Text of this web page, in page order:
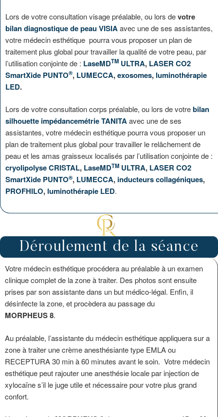
Lors de votre consultation visage préalable, ou lors devotre
bilan diagnostique de peau VISIAavec une de ses assistantes,
votre médecin esthétique pourra vous proposer un plan de
traitement plus global pour travailler la qualité de votre peau, par
l’utilisation conjointe de : LaseMDTM ULTRA, LASER CO2
SmartXide PUNTO®, LUMECCA,exosomes, luminothérapie
LED.
Lors de votre consultation corps préalable, ou lors de votrebilan
silhouette impédancemétrie TANITAavec une de ses
assistantes, votre médecin esthétique pourra vous proposer un
plan de traitement plus global pour travailler le relâchement de
peau et les amas graisseux localisés par l’utilisation conjointe de :
cryolipolyse CRISTAL, LaseMDTM ULTRA, LASER CO2
SmartXide PUNTO®, LUMECCA, inducteurs collagéniques,
PROFHILO, luminothérapie LED.
Déroulement de la séance
Votre médecin esthétique procédera au préalable à un examen
clinique complet de la zone à traiter. Des photos sont ensuite
prises par son assistante dans un but médico-légal. Enfin, il
désinfecte la zone, et procèdera au passage du
MORPHEUS 8.
Au préalable, l’assistante du médecin esthétique appliquera sur a
zone à traiter une crème anesthésiante type EMLA ou
RECEPTURA 30 min à 60 minutes avant le soin. Votre médecin
esthétique peut rajouter une anesthésie locale par injection de
xylocaïne s’il le juge utile et nécessaire pour votre plus grand
confort.